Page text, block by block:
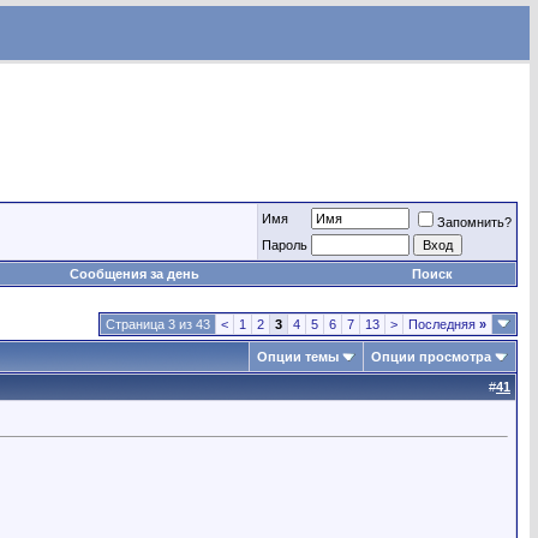
Имя
Запомнить?
Пароль
Сообщения за день
Поиск
Страница 3 из 43 < 1 2 3 4 5 6 7 13 > Последняя »
Опции темы Опции просмотра
#41